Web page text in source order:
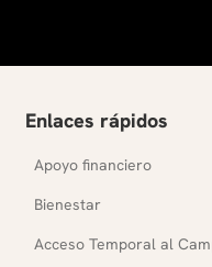
Enlaces rápidos
Apoyo financiero
Bienestar
Acceso Temporal al